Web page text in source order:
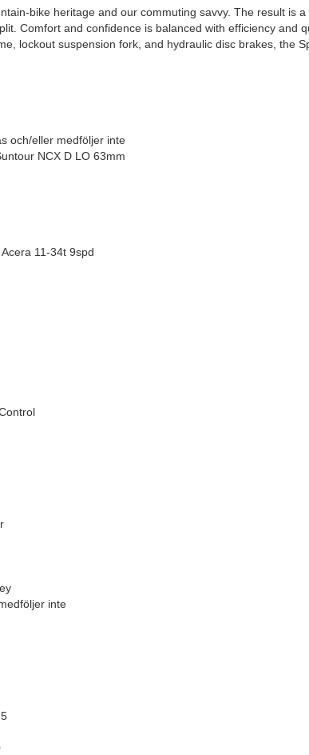
bike heritage and our commuting savvy. The result is
Comfort and confidence is balanced with efficiency and
lockout suspension fork, and hydraulic disc brakes, the
och/eller medföljer inte
NCX D LO 63mm
11-34t 9spd
inte